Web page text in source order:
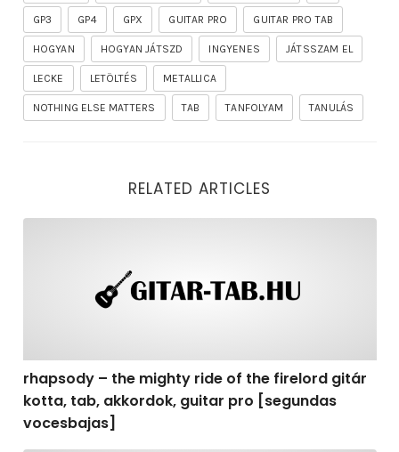
GP3 GP4 GPX GUITAR PRO GUITAR PRO TAB
HOGYAN HOGYAN JÁTSZD INGYENES JÁTSSZAM EL
LECKE LETÖLTÉS METALLICA
NOTHING ELSE MATTERS TAB TANFOLYAM TANULÁS
RELATED ARTICLES
rhapsody – the mighty ride of the firelord gitár
kotta, tab, akkordok, guitar pro [segundas
vocesbajas]